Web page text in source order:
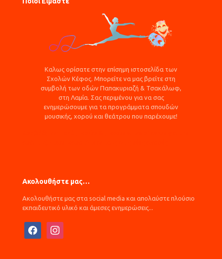
Καλως ορίσατε στην επίσημη ιστοσελίδα των
Σχολών Κέφος. Μπορείτε να μας βρείτε στη
συμβολή των οδών Παπακυριαζή & Τσακάλωφ,
στη Λαμία. Σας περιμένου για να σας
ενημερώσουμε για τα προγράμματα σπουδών
μουσικής, χορού και θεάτρου που παρέχουμε!
Ακολουθήστε μας…
Ακολουθήστε μας στα social media και απολαύστε πλούσιο
εκπαιδευτικό υλικό και άμεσες ενημερώσεις...
facebookinstagram